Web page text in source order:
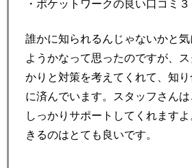
・ポケットワークの良い口コミ３
誰かに知られるんじゃないかと
ようかなって思ったのですが、
かりと対策を考えてくれて、知
に済んでいます。スタッフさんは
しっかりサポートしてくれます
きるのはとても良いです。